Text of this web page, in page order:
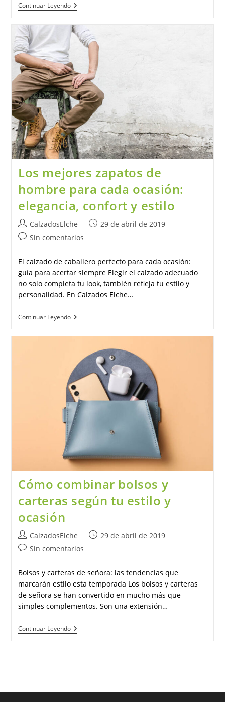
Continuar LeyendoTrucos
Caseros
Tus
Zapatos:
Soluciones
A
Problemas
Comunes
Los mejores zapatos de
hombre para cada ocasión:
elegancia, confort y estilo
Autor
de
CalzadosElche
Publicación
29 de abril de 2019
Comentarios
la
entrada:
Sin comentarios
El calzado de caballero perfecto para cada ocasión:
guía para acertar siempre Elegir el calzado adecuado
no solo completa tu look, también refleja tu estilo y
personalidad. En Calzados Elche…
Continuar LeyendoLos
Mejores
Hombre
Para
Cada
Ocasión:
Elegancia,
Confort
Y
Estilo
Cómo combinar bolsos y
carteras según tu estilo y
ocasión
Autor
de
CalzadosElche
Publicación
29 de abril de 2019
Comentarios
la
entrada:
Sin comentarios
Bolsos y carteras de señora: las tendencias que
marcarán estilo esta temporada Los bolsos y carteras
de señora se han convertido en mucho más que
simples complementos. Son una extensión…
Continuar LeyendoCómo
Combinar
Y